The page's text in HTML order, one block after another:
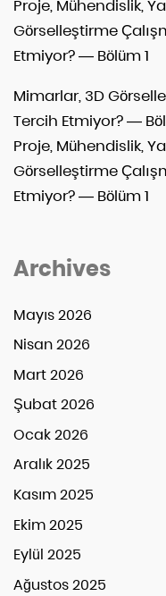
Proje, Mühendislik,
Görselleştirme
Etmiyor? — Bölüm 1
Mimarlar, 3D
Tercih Etmiyor? —
Proje, Mühendislik,
Görselleştirme
Etmiyor? — Bölüm 1
Archives
Mayıs 2026
Nisan 2026
Mart 2026
Şubat 2026
Ocak 2026
Aralık 2025
Kasım 2025
Ekim 2025
Eylül 2025
Ağustos 2025